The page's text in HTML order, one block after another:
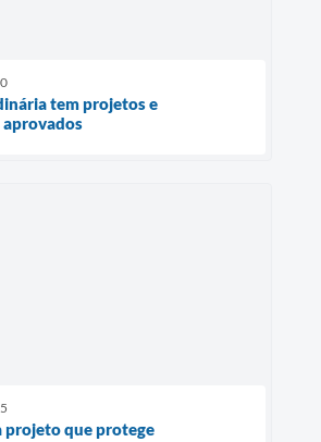
tem projetos e
projeto que protege